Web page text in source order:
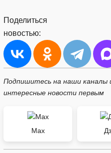
Поделиться
новостью:
Подпишитесь на наши каналы
интересные новости первым
Max